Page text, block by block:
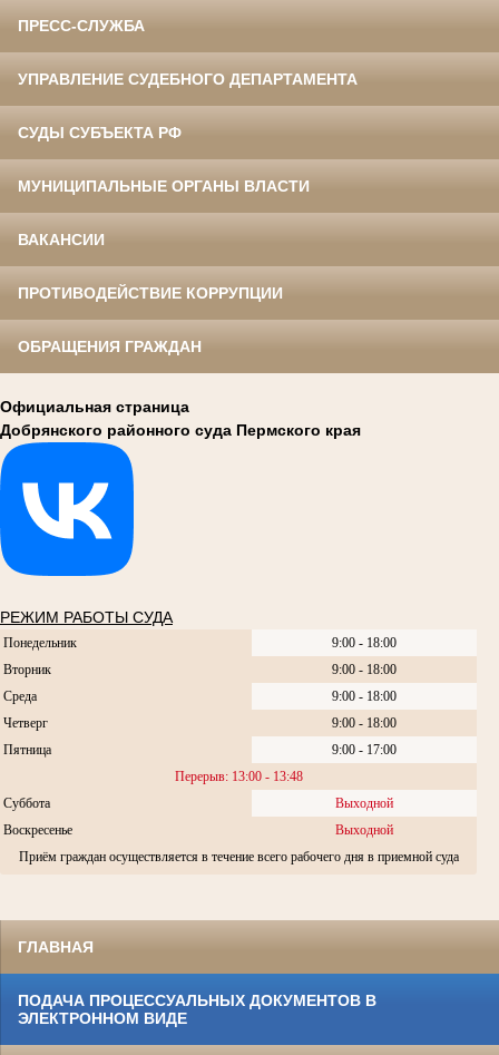
ПРЕСС-СЛУЖБА
УПРАВЛЕНИЕ СУДЕБНОГО ДЕПАРТАМЕНТА
СУДЫ СУБЪЕКТА РФ
МУНИЦИПАЛЬНЫЕ ОРГАНЫ ВЛАСТИ
ВАКАНСИИ
ПРОТИВОДЕЙСТВИЕ КОРРУПЦИИ
ОБРАЩЕНИЯ ГРАЖДАН
Официальная страница
Добрянского районного суда Пермского края
РЕЖИМ РАБОТЫ СУДА
Понедельник
9:00 - 18:00
Вторник
9:00 - 18:00
Среда
9:00 - 18:00
Четверг
9:00 - 18:00
Пятница
9:00 - 17:00
Перерыв: 13:00 - 13:48
Суббота
Выходной
Воскресенье
Выходной
Приём граждан осуществляется в течение всего рабочего дня в приемной суда
ГЛАВНАЯ
ПОДАЧА ПРОЦЕССУАЛЬНЫХ ДОКУМЕНТОВ В
ЭЛЕКТРОННОМ ВИДЕ